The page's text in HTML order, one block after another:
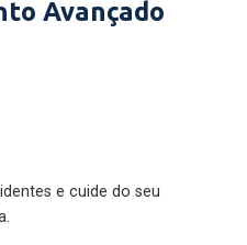
Avançado
e cuide do seu